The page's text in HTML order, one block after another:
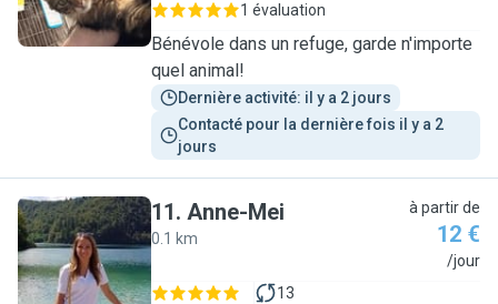
1 évaluation
Bénévole dans un refuge, garde n'importe
quel animal!
Dernière activité: il y a 2 jours
Contacté pour la dernière fois il y a 2
jours
A
11. Anne-Mei
0.1 km
à partir de
12 €
/jour
13